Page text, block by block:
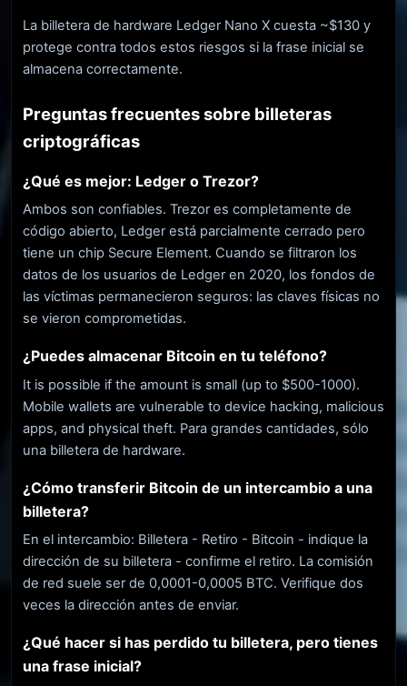
La billetera de hardware Ledger Nano X cuesta ~$130 y
protege contra todos estos riesgos si la frase inicial se
almacena correctamente.
Preguntas frecuentes sobre billeteras
criptográficas
¿Qué es mejor: Ledger o Trezor?
Ambos son confiables. Trezor es completamente de
código abierto, Ledger está parcialmente cerrado pero
tiene un chip Secure Element. Cuando se filtraron los
datos de los usuarios de Ledger en 2020, los fondos de
las víctimas permanecieron seguros: las claves físicas no
se vieron comprometidas.
¿Puedes almacenar Bitcoin en tu teléfono?
It is possible if the amount is small (up to $500-1000).
Mobile wallets are vulnerable to device hacking, malicious
apps, and physical theft. Para grandes cantidades, sólo
una billetera de hardware.
¿Cómo transferir Bitcoin de un intercambio a una
billetera?
En el intercambio: Billetera - Retiro - Bitcoin - indique la
dirección de su billetera - confirme el retiro. La comisión
de red suele ser de 0,0001-0,0005 BTC. Verifique dos
veces la dirección antes de enviar.
¿Qué hacer si has perdido tu billetera, pero tienes
una frase inicial?